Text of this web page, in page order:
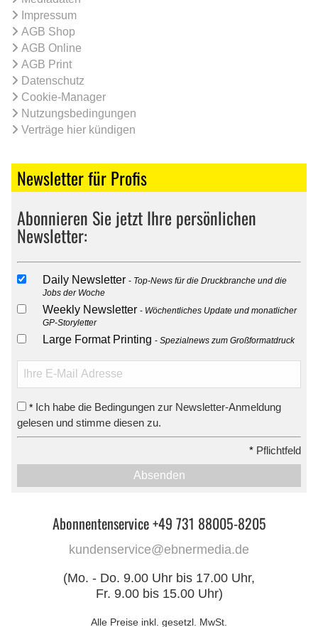
Impressum
AGB Shop
AGB Online
AGB Print
Datenschutz
Cookie-Manager
Nutzungsbedingungen
Verträge hier kündigen
Newsletter für Profis
Abonnieren Sie jetzt Ihre persönlichen
Newsletter:
Daily Newsletter
Top-News für die Druckbranche und die
Jobs der Woche
Weekly Newsletter
Wöchentliches Update und monatlicher
GP-Storyletter
Large Format Printing Spezialnews zum Großformatdruck
* Ich habe die Bedingungen zur Newsletter-Anmeldung
gelesen und stimme diesen zu.
* Pflichtfeld
Absenden
Abonnentenservice +49 731 88005-8205
kundenservice@ebnermedia.de
(Mo. - Do. 9.00 Uhr bis 17.00 Uhr,
Fr. 9.00 bis 15.00 Uhr)
Alle Preise inkl. gesetzl. MwSt.